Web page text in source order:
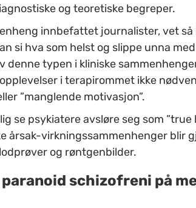
og teoretiske begreper.
innbefattet journalister, vet så
si hva som helst og slippe unna
typen i kliniske
i terapirommet ikke
”manglende motivasjon”.
se psykiatere avsløre seg som ”true
årsak-virkningssammenhenger blir
og røntgenbilder.
paranoid schizofreni på